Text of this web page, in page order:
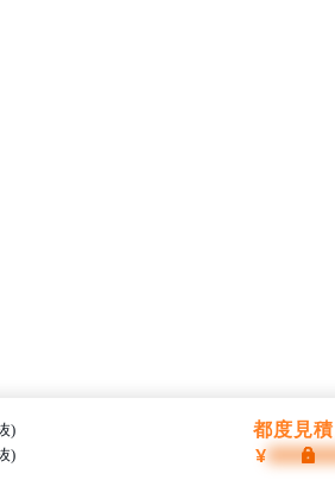
) 都度見
) ¥